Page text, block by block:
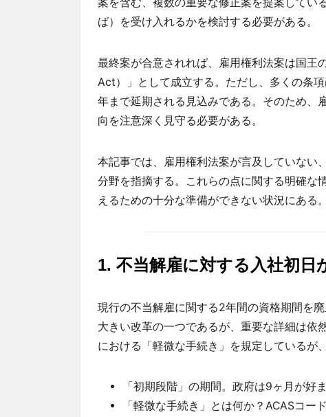
ば）を受け入れるかを検討する必要がある。
最終案が合意されれば、雇用権利法案は国
Act）」として成立する。ただし、多くの条
年まで延期される見込みである。そのため、
向を注意深く見守る必要がある。
本記事では、雇用権利法案が言及していない
分野を指摘する。これらの点に関する明確な
えるための十分な準備ができない状況にある。
1. 不当解雇に対する入社初日
現行の不当解雇に関する2年間の資格期間を
大きい改革の一つであるが、重要な詳細は依
における「軽微な手続き」を規定しているが
「初期段階」の期間。政府は9ヶ月が好
「軽微な手続き」とは何か？ACASコー